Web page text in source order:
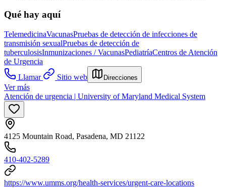
Qué hay aquí
TelemedicinaVacunasPruebas de detección de infecciones de
transmisión sexualPruebas de detección de
tuberculosisInmunizaciones / VacunasPediatríaCentros de Atención
de Urgencia
Llamar
Sitio web Direcciones
Ver más
Atención de urgencia | University of Maryland Medical System
4125 Mountain Road, Pasadena, MD 21122
410-402-5289
https://www.umms.org/health-services/urgent-care-locations